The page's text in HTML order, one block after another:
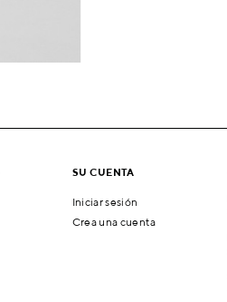
SU CUENTA
Iniciar sesión
Crea una cuenta